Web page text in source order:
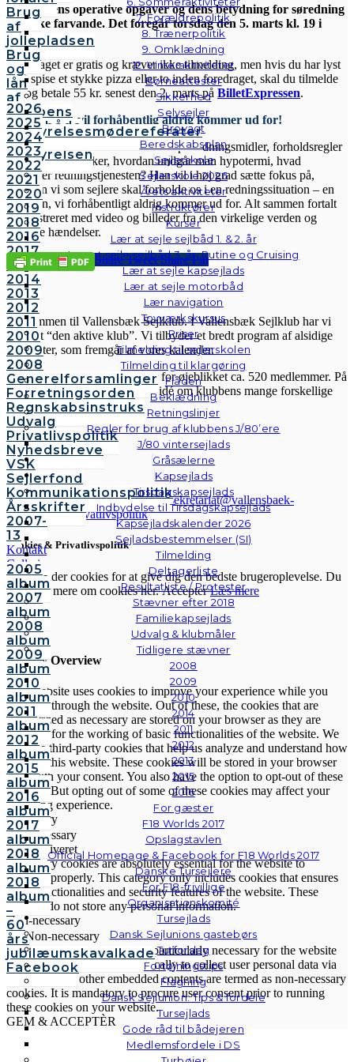
7. Forældrepolitik
8. Trænerpolitik
9. Omklædning
12. Vinteraktiviteter
Børneattester
Sikkerhed
Selvsejler
Brovagt
Beredskabsplan
Sejlerskole
Sejlerskole 2026
Årets aktiviteter
Instruktører
Kurser
Lær at sejle sejlbåd 1. & 2. år
Lær at sejle sejlbåd 3. år: Rutine og Cruising
Lær at sejle kapsejlads
Lær at sejle motorbåd
Lær navigation
Tovværkskursus
Priser
Tilmelding til sejlerskolen
Tilmelding til klargøring
Flåden
Beklædning
Retningslinjer
Regler for brug af klubbens J/80’ere
J/80 vintersejlads
Gråsælerne
Kapsejlads
Tirsdagskapsejlads
Indbydelse til Tirsdagskapsejlads
Kapsejladskalender 2026
Sejladsbestemmelser (SI)
Tilmelding
Deltagerliste
Resultatliste / Protester
Stævner efter 2018
Familiekapsejlads
Udvalg & klubmåler
Tidligere stævner
2008
2009
2010
2014
2011
2012
2013
2015
2016
For gæster
F18 Worlds 2017
Opslagstavlen
Official Homepage & Facebook for F18 Worlds 2017
Danske Tursejlere
For F18-frivillige
Organisationskomité
Tursejlads
Dansk Sejlunions gastebørs
Turforslag
Fortøjningstips
Flagning
Dansk Sejlunion: Tips & fordele
Tursejlads
Gode råd til bådejeren
Medlemsfordele i DS
Brug
af
jollepladsen
Brug
og
lån
af
klubbens
følgebåde
Vedtægter
Bestyrelsen
Bestyrelsesmødereferater
2026
2025
2024
2023
2022
2021
2020
2019
2018
2016
2017
2015
2014
2013
2012
2011
2010
2009
2008
Generelforsamlinger
Forretningsorden
Regnskabsinstruks
Udvalg
Privatlivspolitik
Nyhedsbreve
VSK
Sejlerfond
Kommunikationspolitik
Årsskrifter
2007-
13
Kontakt
Galleri
Andre
fotos
2005
album
2007
album
2008
album
2009
album
2010
album
2011
album
2012
album
2015
album
2016
album
2017
album
2018
album
2018
album
–
60
års
jubilæumskavalkade
Facebook
eskadrillens operative opgaver og dens betydning for søredning
i danske farvande. Det foregår torsdag den 5. marts kl. 19 i
klubhuset.
Foredraget er gratis og kræver ikke tilmelding, men hvis du har lyst
til at spise et stykke pizza eller to inden foredraget, skal du tilmelde
dig og betale 55 kr. senest den 2. marts på BilletExpressen.
En situation, vil forhåbentlig aldrig kommer ud for!
Ole Andersen vil bl.a. komme ind på redningsmidler, forholdsregler
for at undgå ulykker, hvordan undgår man hypotermi, hvad
forventer redningstjenesten? Han vil i høj grad sætte fokus på,
hvordan vi som sejlere skal forholde os i en redningssituation – en
situation, vi forhåbentligt aldrig kommer ud for. Alt sammen fortalt
og illustreret med video og billeder fra den virkelige verden og
aktuelle hændelser.
Share Tweet Share Pin
VSK
Velkommen til Vallensbæk Sejlklub. I Vallensbæk Sejlklub har vi
mottoet “den aktive klub”. Vi tilbyder et bredt program af alsidige
aktiviteter, som fremgår af vores kalender.
Sejlklubben er fra 1958 og har for øjeblikket ca. 520 medlemmer. På
hjemmesiden her kan du få en idé om klubbens mange forskellige
aktiviteter.
© Vallensbæk Sejlklub | E-mail:sekretariat@vallensbaek-
sejlklub.dk|Privatlivspolitik
Cookies & Privatlivspolitik
Vi anvender cookies for at give dig den bedste brugeroplevelse. Du
kan læse mere om cookies her.Accepter Læs mere
Luk
Privacy Overview
This website uses cookies to improve your experience while you
navigate through the website. Out of these, the cookies that are
categorized as necessary are stored on your browser as they are
essential for the working of basic functionalities of the website. We
also use third-party cookies that help us analyze and understand how
you use this website. These cookies will be stored in your browser
only with your consent. You also have the option to opt-out of these
cookies. But opting out of some of these cookies may affect your
browsing experience.
Necessary
Necessary
Altid aktiveret
Necessary cookies are absolutely essential for the website to
function properly. This category only includes cookies that ensures
basic functionalities and security features of the website. These
cookies do not store any personal information.
Non-necessary
Non-necessary
Any cookies that may not be particularly necessary for the website
to function and is used specifically to collect user personal data via
analytics, ads, other embedded contents are termed as non-necessary
cookies. It is mandatory to procure user consent prior to running
these cookies on your website.
GEM & ACCEPTÈR